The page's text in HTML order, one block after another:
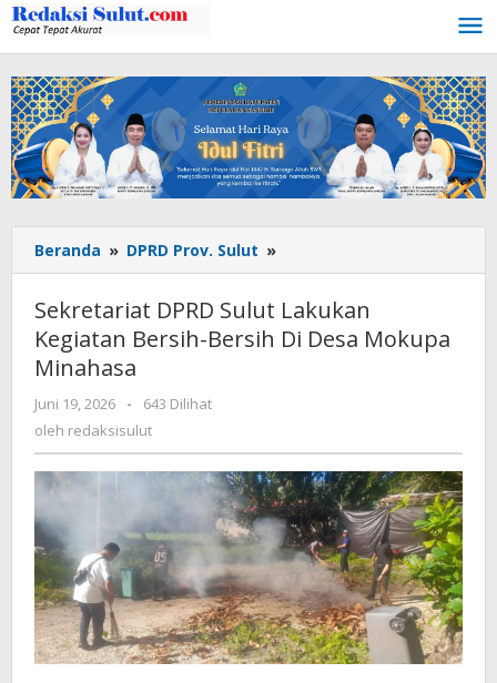
Lewati
ke
konten
Beranda » DPRD Prov. Sulut »
DPRD
Sulut
Lakukan
Kegiatan
Mokupa
Minahasa
Sekretariat DPRD Sulut Lakukan
Kegiatan Bersih-Bersih Di Desa Mokupa
Minahasa
Juni 19, 2026
oleh
redaksisulut
-
643 Dilihat
oleh redaksisulut